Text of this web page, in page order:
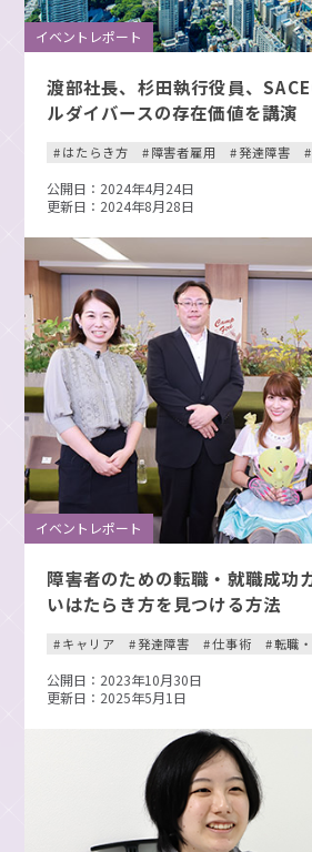
イベントレポート
渡部社長、杉田執行役員、
ルダイバースの存在価値を講演
はたらき方 障害者雇用 発達障害
公開日：2024年4月24日
更新日：2024年8月28日
イベントレポート
障害者のための転職・就職成功
いはたらき方を見つける方法
キャリア 発達障害 仕事術 転職
公開日：2023年10月30日
更新日：2025年5月1日